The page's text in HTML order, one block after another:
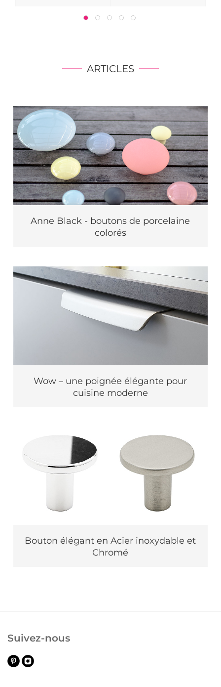
ARTICLES
Anne Black - boutons de porcelaine
colorés
Wow – une poignée élégante pour
cuisine moderne
Bouton élégant en Acier inoxydable et
Chromé
Suivez-nous